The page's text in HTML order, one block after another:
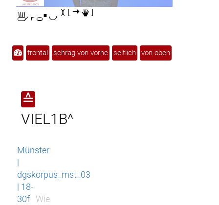

frontal schräg von vorne seitlich von oben
≙
VIEL1B^
Münster
|
dgskorpus_mst_03
| 18-
30f
Wie